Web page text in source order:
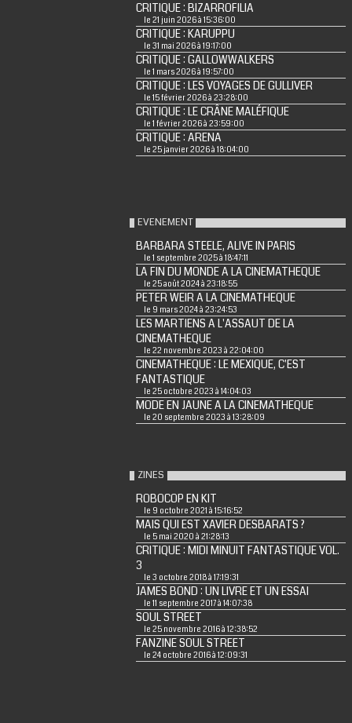
CRITIQUE : BIZARROFILIA
le 21 juin 2026 à 15:36:00
CRITIQUE : KARUPPU
le 31 mai 2026 à 19:17:00
CRITIQUE : GALLOWWALKERS
le 1 mars 2026 à 19:57:00
CRITIQUE : LES VOYAGES DE GULLIVER
le 15 février 2026 à 23:28:00
CRITIQUE : LE CRÂNE MALÉFIQUE
le 1 février 2026 à 23:59:00
CRITIQUE : ARENA
le 25 janvier 2026 à 18:04:00
EVENEMENT
BARBARA STEELE, ALIVE IN PARIS
le 1 septembre 2025 à 18:47:11
LA FIN DU MONDE A LA CINEMATHEQUE
le 25 août 2024 à 23:18:55
PETER WEIR A LA CINEMATHEQUE
le 9 mars 2024 à 23:24:53
LES MARTIENS A L'ASSAUT DE LA
CINEMATHEQUE
le 22 novembre 2023 à 22:04:00
CINEMATHEQUE : LE MEXIQUE, C'EST
FANTASTIQUE
le 25 octobre 2023 à 14:04:03
MODE EN JAUNE A LA CINEMATHEQUE
le 20 septembre 2023 à 13:28:09
ZINES
ROBOCOP EN KIT
le 9 octobre 2021 à 15:16:52
MAIS QUI EST XAVIER DESBARATS ?
le 5 mai 2020 à 21:28:13
CRITIQUE : MIDI MINUIT FANTASTIQUE VOL.
3
le 3 octobre 2018 à 17:19:31
JAMES BOND : UN LIVRE ET UN ESSAI
le 11 septembre 2017 à 14:07:38
SOUL STREET
le 25 novembre 2016 à 12:38:52
FANZINE SOUL STREET
le 24 octobre 2016 à 12:09:31